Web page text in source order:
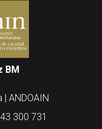
BM
ANDOAIN
300 731